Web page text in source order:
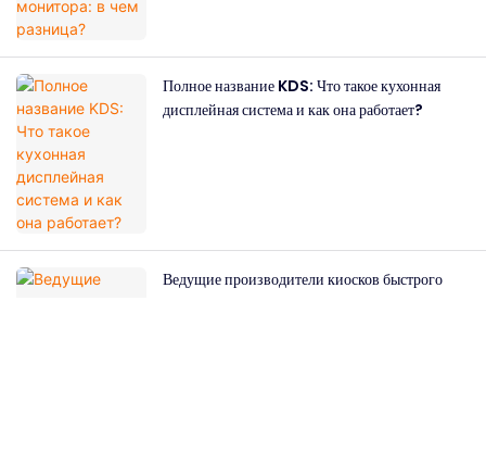
Полное название KDS: Что такое кухонная
дисплейная система и как она работает?
Ведущие производители киосков быстрого